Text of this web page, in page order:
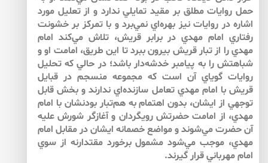
حمل روايات مطلق بر مقيد تمايلي ندارد و از تعليل مورد
اشاره در روايات نيز بهره‌اي نمي‌برد و با تمركز بر خشونت
رفتاري امام مهدي در برابر قريش، تلاش مي‌كند امام
مهدي را از تبار قريش بيرون ببرد تا اين طريق، امامت او و
شباهتش را به پيامبر خدشه‌دار باشد؛ در حالي كه تحليل
روايات گوياي آن است كه مجموعه منسجم در قبايل
قريش با امام مهدي تعامل سازنده‌اي ندارند و بخش قابل
توجهي از ايشان، بدون اهتمام به هم‌تبار بودنشان با امام
مهدي، از امامت حضرتش رويگردان و آغازگر شورش عليه
آن حضرت مي‌شوند و مواضع خصمانه ايشان در مقابل امام
مهدي، موجب مي‌شود مشمول برخورد مقتدارنه از سوي
امام مهرباني قرار گيرند.